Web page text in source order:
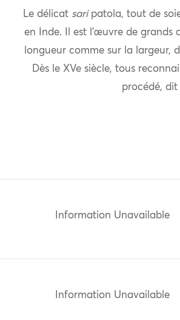
Le délicat saripatola, tout de
en Inde. Il est l’œuvre de grands
longueur comme sur la largeur,
Dès le XVe siècle, tous
procédé, dit
Information Unavailable
Information Unavailable